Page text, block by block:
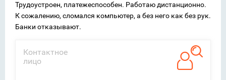
Трудоустроен, платежеспособен. Работаю дистанционно.
К сожалению, сломался компьютер, а без него как без рук.
Банки отказывают.
Контактное
лицо